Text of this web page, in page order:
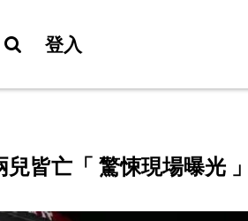
登入
皆亡「 驚悚現場曝光